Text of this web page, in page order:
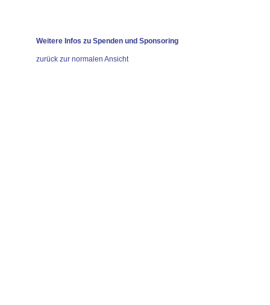
Weitere Infos zu Spenden und Sponsoring
zurück zur normalen Ansicht